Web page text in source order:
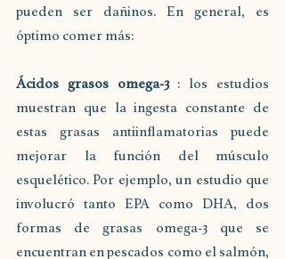
pueden ser dañinos. En general, es
óptimo comer más:
Ácidos grasos omega-3 : los estudios
muestran que la ingesta constante de
estas grasas antiinflamatorias puede
mejorar la función del músculo
esquelético. Por ejemplo, un estudio que
involucró tanto EPA como DHA, dos
formas de grasas omega-3 que se
encuentran en pescados como el salmón,